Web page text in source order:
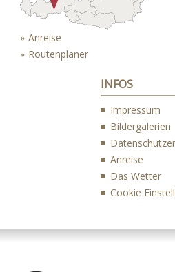
Anreise
Routenplaner
INFOS
Impressum
Bildergalerien
Anreise
Das Wetter
Cookie